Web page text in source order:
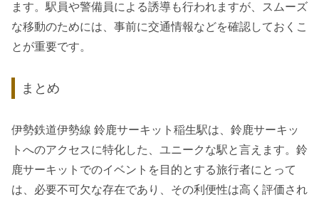
ます。駅員や警備員による誘導も行われますが、スムーズ
な移動のためには、事前に交通情報などを確認しておくこ
とが重要です。
まとめ
伊勢鉄道伊勢線 鈴鹿サーキット稲生駅は、鈴鹿サーキッ
トへのアクセスに特化した、ユニークな駅と言えます。鈴
鹿サーキットでのイベントを目的とする旅行者にとって
は、必要不可欠な存在であり、その利便性は高く評価され